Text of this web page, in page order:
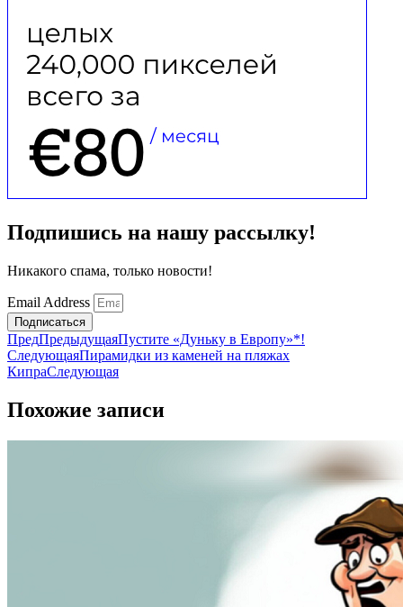
Подпишись на нашу рассылку!
Никакого спама, только новости!
Email Address
Подписаться
ПредПредыдущаяПустите «Дуньку в Европу»*!
СледующаяПирамидки из каменей на пляжах
КипраСледующая
Похожие записи